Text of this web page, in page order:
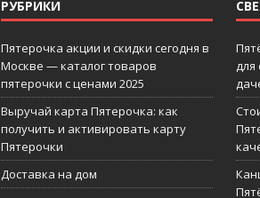
РУБРИКИ
Пятерочка акции и скидки сегодня в
Москве — каталог товаров
пятерочки с ценами 2025
Выручай карта Пятерочка: как
получить и активировать карту
Пятерочки
Доставка на дом
для